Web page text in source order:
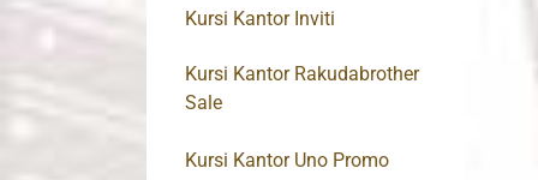
Kursi Kantor Inviti
Kursi Kantor Rakudabrother
Sale
Kursi Kantor Uno Promo